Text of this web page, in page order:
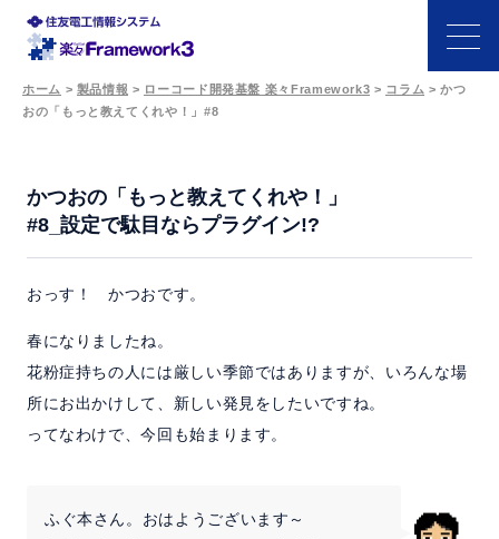
機能
開発シーン
サポート・パートナー
価格
よくある質問
ホーム > 製品情報 > ローコード開発基盤 楽々Framework3 > コラム >かつ
おの「もっと教えてくれや！」#8
かつおの「もっと教えてくれや！」
#8_設定で駄目ならプラグイン!?
おっす！ かつおです。
春になりましたね。
花粉症持ちの人には厳しい季節ではありますが、いろんな場
所にお出かけして、新しい発見をしたいですね。
ってなわけで、今回も始まります。
ふぐ本さん。おはようございます～